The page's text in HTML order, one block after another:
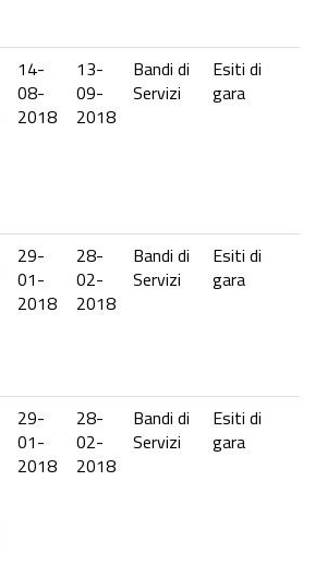
14-
08-
2018
13-
09-
2018
Bandi di
Servizi
Esiti di
gara
29-
01-
2018
28-
02-
2018
Bandi di
Servizi
Esiti di
gara
29-
01-
2018
28-
02-
2018
Bandi di
Servizi
Esiti di
gara